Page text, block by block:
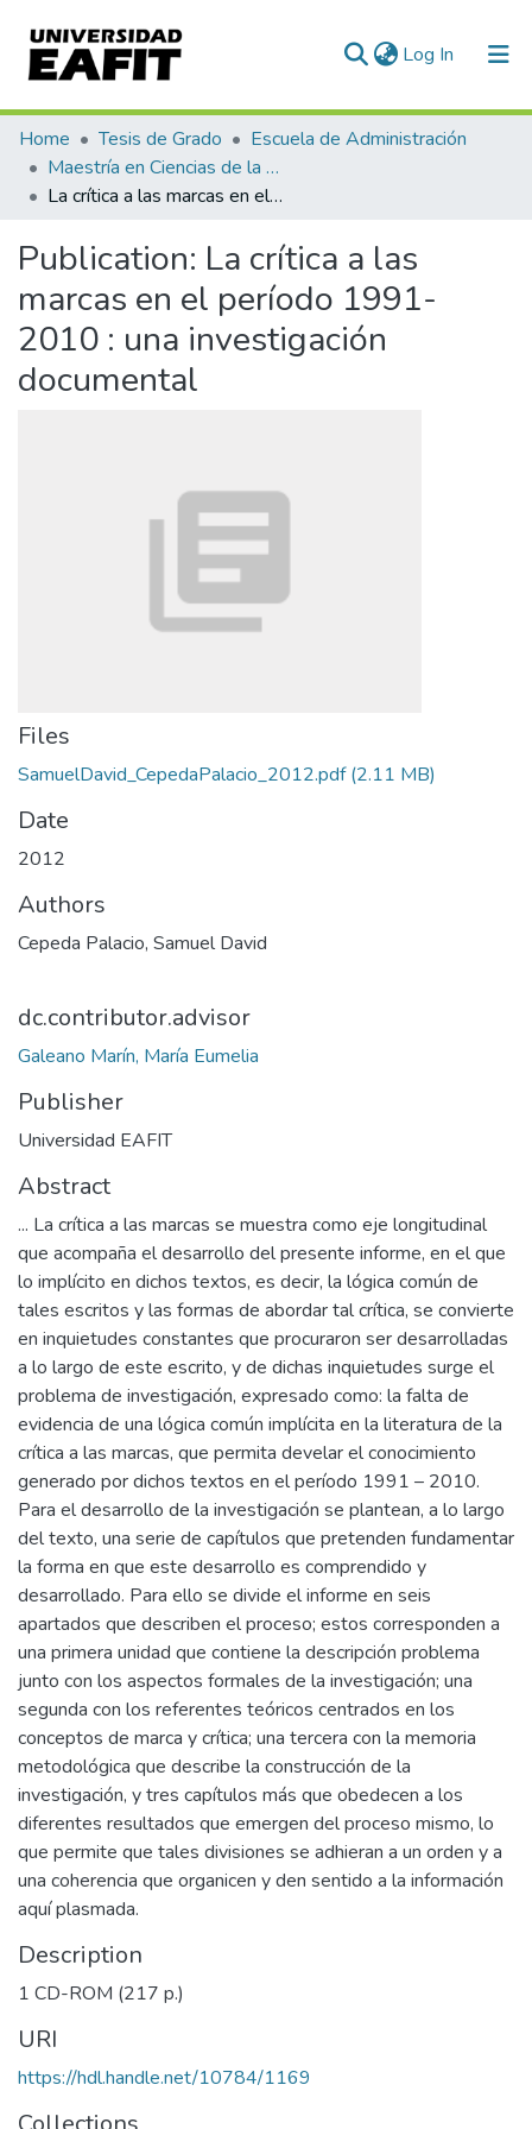
Log In (current)
Communities & Collections
All of DSpace
Home Tesis de Grado
Escuela de Administración
Maestría en Ciencias de la Administración (tesis)
La crítica a las marcas en el período 1991-2010 : una investigación documental
Publication: La crítica a las
marcas en el período 1991-
2010 : una investigación
documental
Files
SamuelDavid_CepedaPalacio_2012.pdf(2.11 MB)
Date
2012
Authors
Cepeda Palacio, Samuel David
dc.contributor.advisor
Galeano Marín, María Eumelia
Publisher
Universidad EAFIT
Abstract
... La crítica a las marcas se muestra como eje longitudinal
que acompaña el desarrollo del presente informe, en el que
lo implícito en dichos textos, es decir, la lógica común de
tales escritos y las formas de abordar tal crítica, se convierte
en inquietudes constantes que procuraron ser desarrolladas
a lo largo de este escrito, y de dichas inquietudes surge el
problema de investigación, expresado como: la falta de
evidencia de una lógica común implícita en la literatura de la
crítica a las marcas, que permita develar el conocimiento
generado por dichos textos en el período 1991 – 2010.
Para el desarrollo de la investigación se plantean, a lo largo
del texto, una serie de capítulos que pretenden fundamentar
la forma en que este desarrollo es comprendido y
desarrollado. Para ello se divide el informe en seis
apartados que describen el proceso; estos corresponden a
una primera unidad que contiene la descripción problema
junto con los aspectos formales de la investigación; una
segunda con los referentes teóricos centrados en los
conceptos de marca y crítica; una tercera con la memoria
metodológica que describe la construcción de la
investigación, y tres capítulos más que obedecen a los
diferentes resultados que emergen del proceso mismo, lo
que permite que tales divisiones se adhieran a un orden y a
una coherencia que organicen y den sentido a la información
aquí plasmada.
Description
1 CD-ROM (217 p.)
URI
https://hdl.handle.net/10784/1169